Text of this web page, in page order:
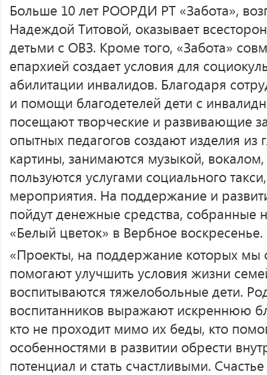
Больше 10 лет РООРДИ РТ «Забота»,
Надеждой Титовой, оказывает
детьми с ОВЗ. Кроме того, «Забота»
епархией создает условия для
абилитации инвалидов. Благодаря
и помощи благодетелей дети с
посещают творческие и развивающие
опытных педагогов создают изделия из
картины, занимаются музыкой,
пользуются услугами социального
мероприятия. На поддержание и
пойдут денежные средства, собранные
«Белый цветок» в Вербное воскресенье.
«Проекты, на поддержание которых мы
помогают улучшить условия жизни
воспитываются тяжелобольные дети.
воспитанников выражают искреннюю
кто не проходит мимо их беды, кто
особенностями в развитии обрести
потенциал и стать счастливыми.